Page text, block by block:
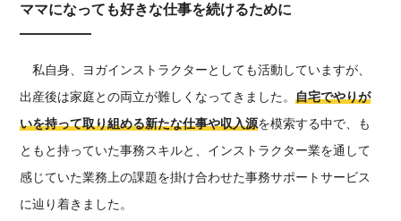
ママになっても好きな仕事を続けるために
私自身、ヨガインストラクターとしても活動していますが、
出産後は家庭との両立が難しくなってきました。自宅でやりが
いを持って取り組める新たな仕事や収入源を模索する中で、も
ともと持っていた事務スキルと、インストラクター業を通して
感じていた業務上の課題を掛け合わせた事務サポートサービス
に辿り着きました。